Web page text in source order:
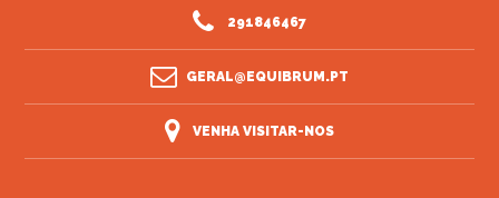
291846467
GERAL@EQUIBRUM.PT
VENHA VISITAR-NOS